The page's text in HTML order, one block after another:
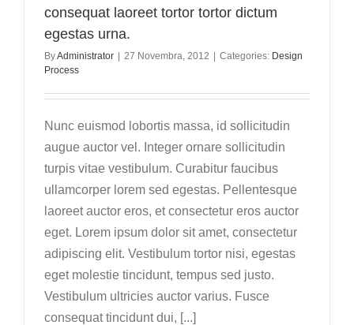
consequat laoreet tortor tortor dictum
egestas urna.
ByAdministrator | 27 Novembra, 2012 | Categories: Design
Process
Nunc euismod lobortis massa, id sollicitudin
augue auctor vel. Integer ornare sollicitudin
turpis vitae vestibulum. Curabitur faucibus
ullamcorper lorem sed egestas. Pellentesque
laoreet auctor eros, et consectetur eros auctor
eget. Lorem ipsum dolor sit amet, consectetur
adipiscing elit. Vestibulum tortor nisi, egestas
eget molestie tincidunt, tempus sed justo.
Vestibulum ultricies auctor varius. Fusce
consequat tincidunt dui, [...]